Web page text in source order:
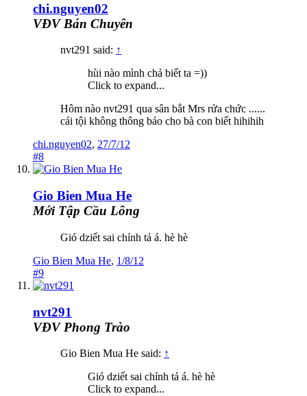
chi.nguyen02
VĐV Bán Chuyên
nvt291 said: ↑
hùi nào mình chả biết ta =))
Click to expand...
Hôm nào nvt291 qua sân bắt Mrs rửa chức ......
cái tội không thông báo cho bà con biết hihihih
chi.nguyen02, 27/7/12
#8
Gio Bien Mua He
Mới Tập Cầu Lông
Gió dziết sai chính tả á. hè hè
Gio Bien Mua He, 1/8/12
#9
nvt291
VĐV Phong Trào
Gio Bien Mua He said: ↑
Gió dziết sai chính tả á. hè hè
Click to expand...